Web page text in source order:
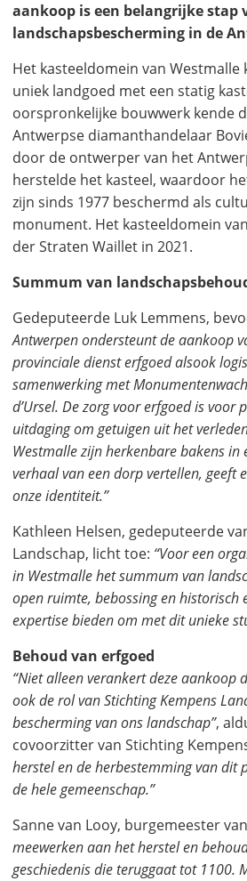
aankoop is een belangrijke stap
landschapsbescherming in de
Het kasteeldomein van
uniek landgoed met een statig
oorspronkelijke bouwwerk kende
Antwerpse diamanthandelaar
door de ontwerper van het
herstelde het kasteel, waardoor
zijn sinds 1977 beschermd als
monument. Het kasteeldomein
der Straten Waillet in 2021.
Summum van
Gedeputeerde Luk Lemmens,
Antwerpen ondersteunt de aankoop
provinciale dienst erfgoed alsook
samenwerking met
d’Ursel. De zorg voor erfgoed is
uitdaging om getuigen uit het
Westmalle zijn herkenbare bakens
verhaal van een dorp vertellen, geeft
onze identiteit.”
Kathleen Helsen, gedeputeerde
Landschap, licht toe: “Voor een
in Westmalle het summum van
open ruimte, bebossing en historisch
expertise bieden om met dit unieke
Behoud van erfgoed
“Niet alleen verankert deze
ook de rol van Stichting Kempens
bescherming van ons landschap”,
covoorzitter van Stichting
herstel en de herbestemming van
de hele gemeenschap.”
Sanne van Looy, burgemeester
meewerken aan het herstel en
geschiedenis die teruggaat tot 1100.